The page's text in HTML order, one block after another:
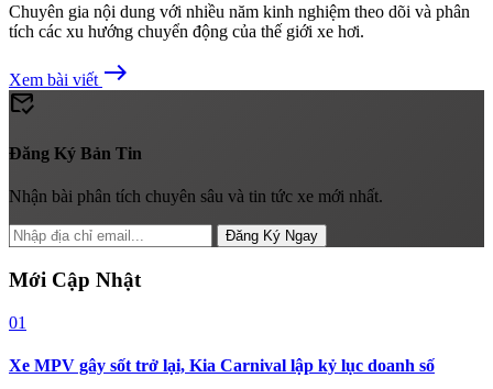
Chuyên gia nội dung với nhiều năm kinh nghiệm theo dõi và phân
tích các xu hướng chuyển động của thế giới xe hơi.
Xem bài viết east
mark_email_read
Đăng Ký Bản Tin
Nhận bài phân tích chuyên sâu và tin tức xe mới nhất.
Đăng Ký Ngay
Mới Cập Nhật
01
Xe MPV gây sốt trở lại, Kia Carnival lập kỷ lục doanh số